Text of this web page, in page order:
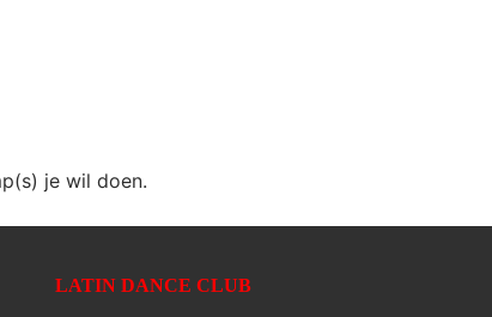
je wil doen.
LATIN DANCE CLUB